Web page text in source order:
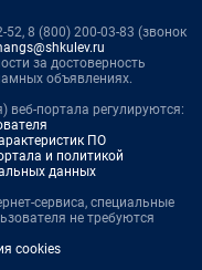
8 (800) 200-03-83 (звонок
за достоверность
объявлениях.
веб-портала регулируются:
ПО
и политикой
данных
сервиса, специальные
не требуются
cookies